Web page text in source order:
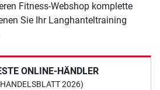
ONLINE-HÄNDLER
2026)
Fitness-Webshop komplette
Sie Ihr Langhanteltraining